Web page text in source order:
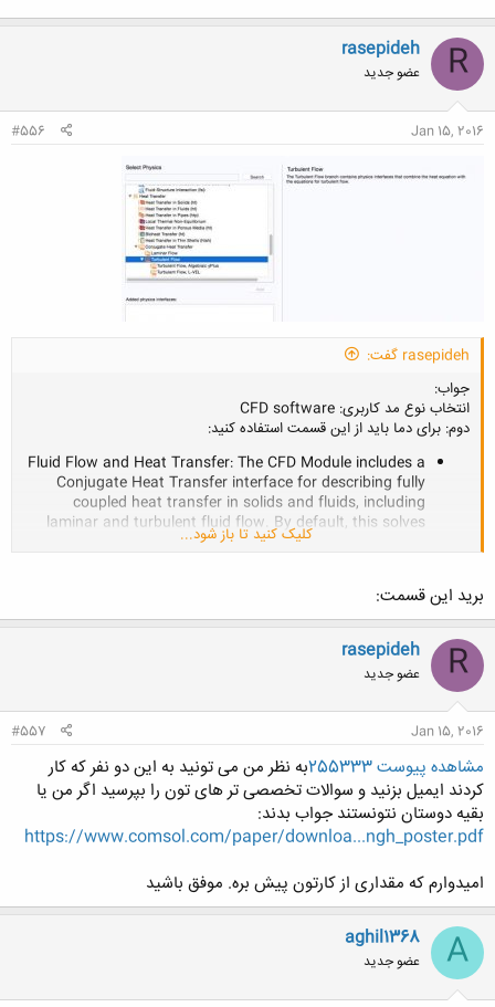
R
rasepideh
عضو جدید
Jan 15, 2016
#556
rasepideh گفت:
جواب:
انتخاب نوع مد کاربری: CFD software
دوم: برای دما باید از این قسمت استفاده کنید:
Fluid Flow and Heat Transfer: The CFD Module includes a
Conjugate Heat Transfer interface for describing fully
coupled heat transfer in solids and fluids, including
laminar and turbulent fluid flow. By default, this solves
for nonisothermal flow and can be coupled to any other
interfaces for surface-to-surface radiation in the Heat
Transfer Module, Joule heating, and heat of reactions in
Chemical Species Transport interfaces. In addition,
physics interfaces for heat transfer in porous media
combine the conduction in the solid matrix to the
conduction and convection in the fluid phase while
the heat dispersion this entails.
کلیک کنید تا باز شود...
برید این قسمت:
R
rasepideh
عضو جدید
Jan 15, 2016
#557
مشاهده پیوست 255333
به نظر من می تونید به این دو نفر که کار
کردند ایمیل بزنید و سوالات تخصصی تر های تون را بپرسید اگر من یا
بقیه دوستان نتونستند جواب بدند:
https://www.comsol.com/paper/downloa...ngh_poster.pdf
امیدوارم که مقداری از کارتون پیش بره. موفق باشید
A
aghil1368
عضو جدید